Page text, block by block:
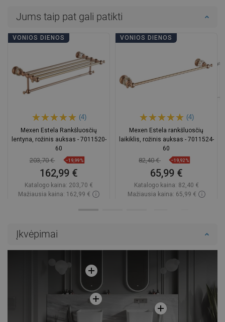
Jums taip pat gali patikti
VONIOS DIENOS
(4)
Mexen Estela Rankšluosčių
lentyna, rožinis auksas - 7011520-
60
203,70 € −19,99%
162,99 €
Katalogo kaina: 203,70 €
Mažiausia kaina: 162,99 €
VONIOS DIENOS
(4)
Mexen Estela rankšluosčių
laikiklis, rožinis auksas - 7011524-
60
82,40 € −19,92%
65,99 €
Katalogo kaina: 82,40 €
Mažiausia kaina: 65,99 €
Įkvėpimai